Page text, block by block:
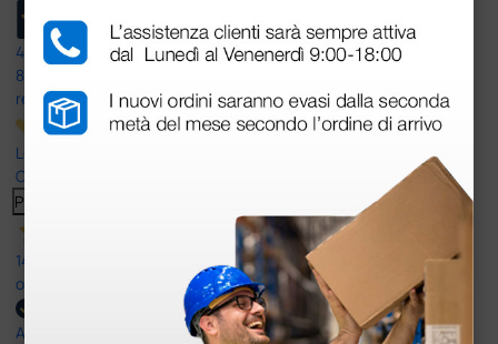
4,6
/5
8.330
recensioni
Le nostre recensioni a 4 e 5 stelle.
Clicca qui per leggerle tutte >
Precedente
14 Luglio 2026
ottima
Acquirente verificato